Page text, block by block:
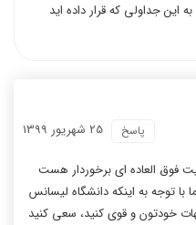
سال 97 و 98 و99 نسبت به این جداولی که قرار داده اید
25 شهریور 1399 پاسخ
فوق العاده ای برخوردار هست
با توجه به اینکه دانشگاه لیسانس
خودتون و قوی کنید، سعی کنید